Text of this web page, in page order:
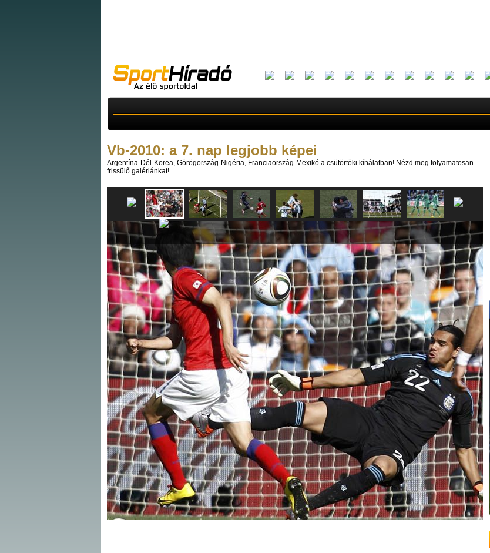
Vb-2010: a 7. nap legjobb képei
Argentína-Dél-Korea, Görögország-Nigéria, Franciaország-Mexikó a csütörtöki kínálatban! Nézd meg folyamatosan
frissülő galériánkat!